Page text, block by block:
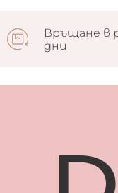
Връщане в
дни